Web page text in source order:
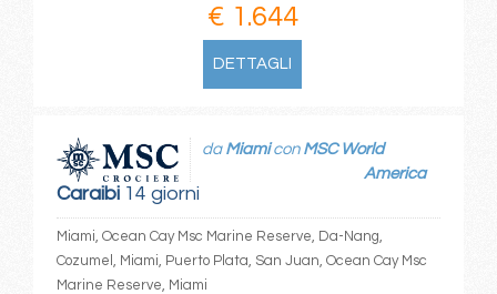
€ 1.644
DETTAGLI
Caraibi14 giorni
da Miamicon MSC World
America
Miami, Ocean Cay Msc Marine Reserve, Da-Nang,
Cozumel, Miami, Puerto Plata, San Juan, Ocean Cay Msc
Marine Reserve, Miami